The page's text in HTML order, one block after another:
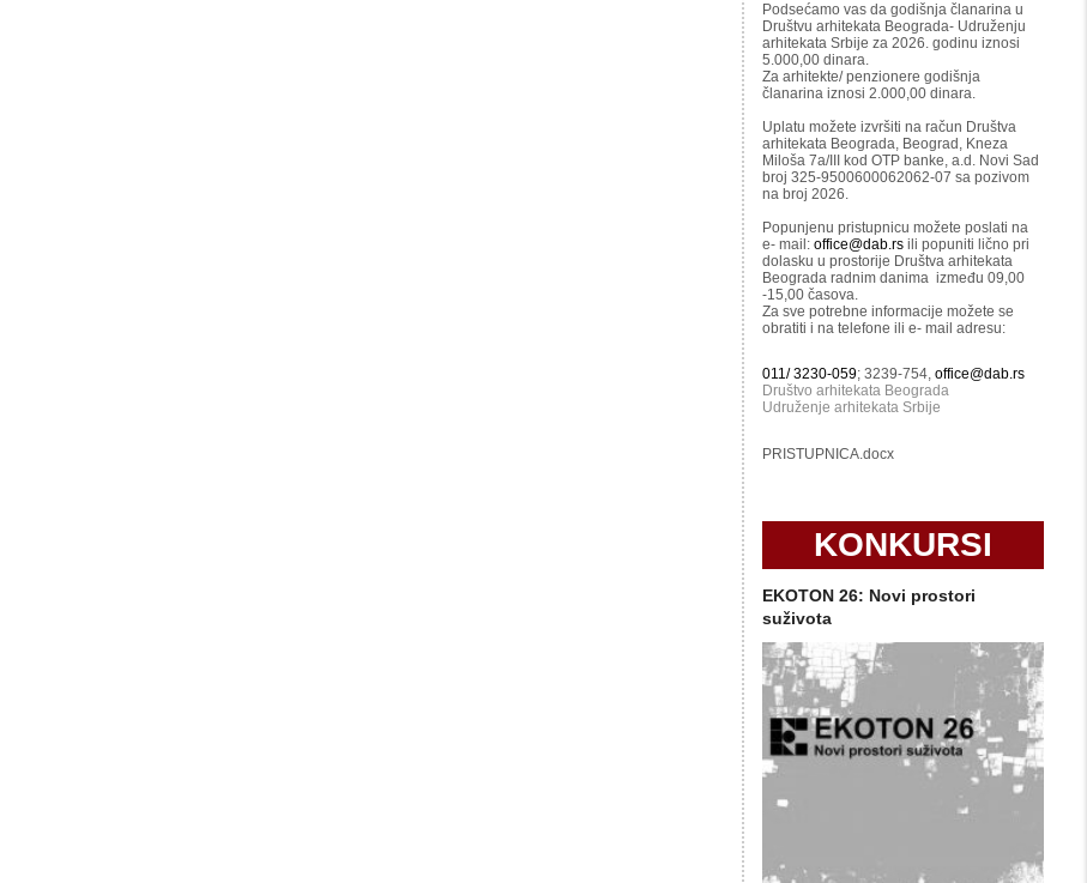
Podsećamo vas da godišnja članarina u
Društvu arhitekata Beograda- Udruženju
arhitekata Srbije za 2026. godinu iznosi
5.000,00 dinara.
Za arhitekte/ penzionere godišnja
članarina iznosi 2.000,00 dinara.
Uplatu možete izvršiti na račun Društva
arhitekata Beograda, Beograd, Kneza
Miloša 7a/III kod OTP banke, a.d. Novi Sad
broj 325-9500600062062-07 sa pozivom
na broj 2026.
Popunjenu pristupnicu možete poslati na
e- mail:office@dab.rs ili popuniti lično pri
dolasku u prostorije Društva arhitekata
Beograda radnim danima između 09,00
-15,00 časova.
Za sve potrebne informacije možete se
obratiti i na telefone ili e- mail adresu:
011/ 3230-059; 3239-754,office@dab.rs
Društvo arhitekata Beograda
Udruženje arhitekata Srbije
PRISTUPNICA.docx
KONKURSI
EKOTON 26: Novi prostori
suživota